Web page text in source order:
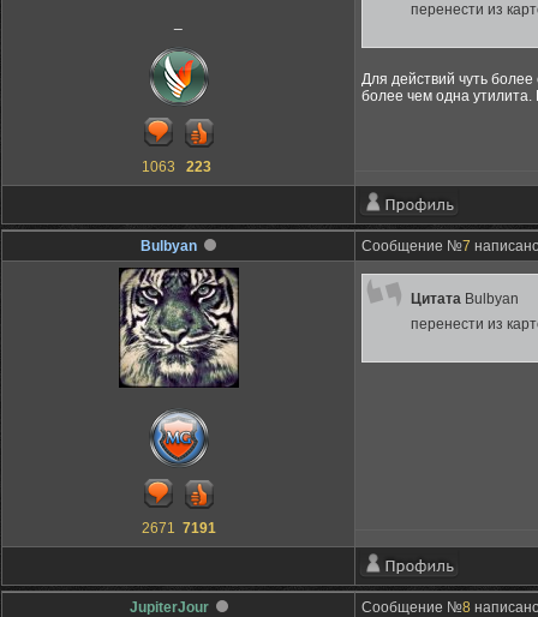
1063 223
перенести из
Для действий чуть
более чем одна утилита.
Bulbyan Сообщение №7
2671 7191
Цитата Bulbyan
перенести из
JupiterJour Сообщение №8